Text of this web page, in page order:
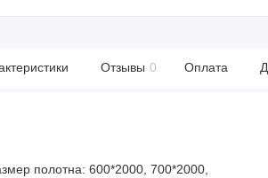
Отзывы 0 Оплата
полотна: 600*2000, 700*2000,